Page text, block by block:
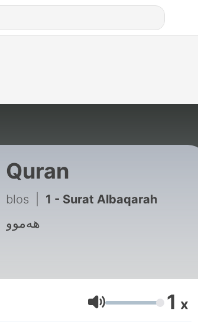
Quran
blos 1 - Surat Albaqarah
هەموو
Volym 1 x